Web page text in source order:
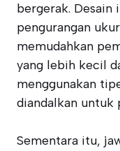
bergerak. Desain
pengurangan
memudahkan
yang lebih kecil
menggunakan
diandalkan untuk
Sementara itu,